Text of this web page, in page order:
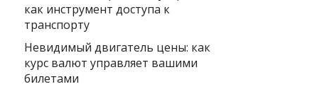
как инструмент доступа к
транспорту
Невидимый двигатель цены: как
курс валют управляет вашими
билетами